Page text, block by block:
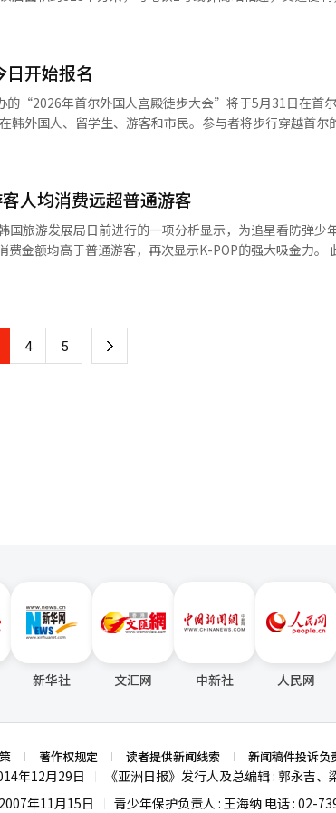
，继续保持主导
、8.1%和2%。 在外籍游客持续回流与季节性消
将延续。
附近上班族，周末吸引游客。品牌名'TAKE'源于电影拍
Grill”采用旋转烤制的方式，设有“现场烤肉区”，增加
骨等，Porchetta和鸡排作为“金票”（需加价9900韩元
间。首个合作品牌为三养食品的“火鸡面”，并将陆续推
“名人餐桌”、与老字号品牌合作的“大家的餐桌”等。
周末及节假日为32900韩元。为迎接家庭月，5月1日至5
开始报名
的“2026年首尔外国人宫殿徒步大会”将于5月31日在首
韩外国人、留学生、游客和市民。参与者将步行穿越首尔
个跨越国籍和世代的交流平台。路线从光化门广场出发，
2时（出发时间上午9时）◇ 地点：光化门广场◇ 路线：
→光化门广场）◇ 费用：免费（限额3000人）◇ 纪念品
、市民◇ 主办：亚洲媒体集团（亚洲经济、ABC、AJP）
（点击网站左侧横幅）◇ 咨询：
AI）系统翻译与编辑。
人均消费远超普通游客
国旅游发展局日前进行的一项分析显示，为追星看防弹少
均高于普通游客，再次显示K-POP的强大吸金力。 此次调查对
以及本月9日至12日在京畿道高阳市举行的世界巡演观众
CITY”打卡活动，旅游路线从单一观看演唱会扩展为多区
4 5 下
新华社 文汇网 中新社 人民网
著作权规定 读者提供新闻线索 新闻稿件投诉负
年12月29日 《亚洲日报》发行人及总编辑 : 郭永吉、
年11月15日 青少年保护负责人 : 王海纳 电话 : 02-